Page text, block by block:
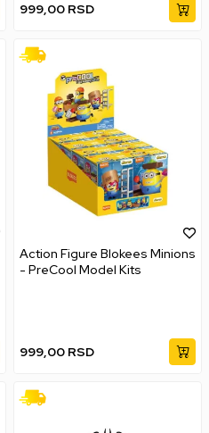
999,00 RSD
Action Figure Blokees Minions
- PreCool Model Kits
999,00 RSD